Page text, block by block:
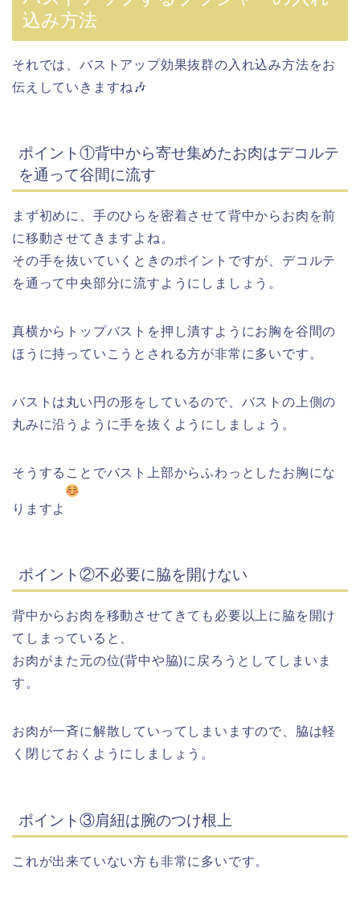
込み方法
それでは、バストアップ効果抜群の入れ込み方法をお
伝えしていきますね🎶
ポイント①背中から寄せ集めたお肉はデコルテ
を通って谷間に流す
まず初めに、手のひらを密着させて背中からお肉を前
に移動させてきますよね。
その手を抜いていくときのポイントですが、デコルテ
を通って中央部分に流すようにしましょう。
真横からトップバストを押し潰すようにお胸を谷間の
ほうに持っていこうとされる方が非常に多いです。
バストは丸い円の形をしているので、バストの上側の
丸みに沿うように手を抜くようにしましょう。
そうすることでバスト上部からふわっとしたお胸にな
りますよ
ポイント②不必要に脇を開けない
背中からお肉を移動させてきても必要以上に脇を開け
てしまっていると、
お肉がまた元の位(背中や脇)に戻ろうとしてしまいま
す。
お肉が一斉に解散していってしまいますので、脇は軽
く閉じておくようにしましょう。
ポイント③肩紐は腕のつけ根上
これが出来ていない方も非常に多いです。